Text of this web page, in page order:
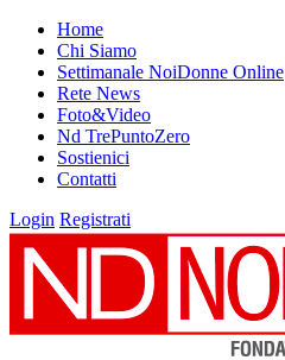
Home
Chi Siamo
Settimanale NoiDonne Online
Rete News
Foto&Video
Nd TrePuntoZero
Sostienici
Contatti
Login Registrati